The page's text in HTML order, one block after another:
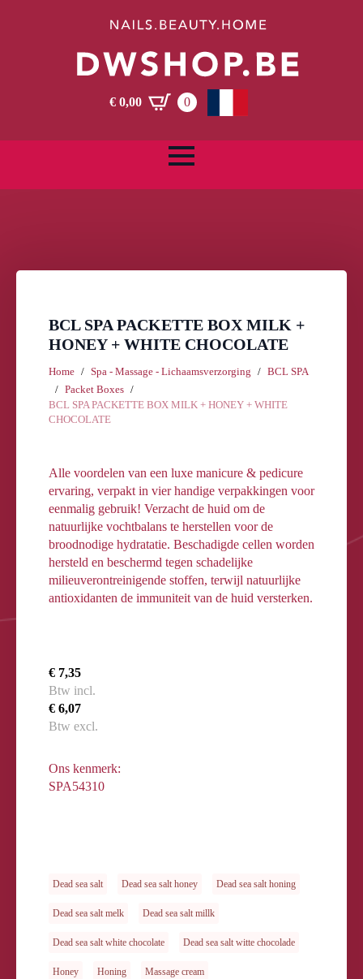
€0,00 0
BCL SPA PACKETTE BOX MILK +
HONEY + WHITE CHOCOLATE
Home Spa - Massage - Lichaamsverzorging
BCL SPA
Packet Boxes
BCL SPA PACKETTE BOX MILK + HONEY + WHITE
CHOCOLATE
Alle voordelen van een luxe manicure & pedicure
ervaring, verpakt in vier handige verpakkingen voor
eenmalig gebruik! Verzacht de huid om de
natuurlijke vochtbalans te herstellen voor de
broodnodige hydratatie. Beschadigde cellen worden
hersteld en beschermd tegen schadelijke
milieuverontreinigende stoffen, terwijl natuurlijke
antioxidanten de immuniteit van de huid versterken.
€ 7,35
Btw incl.
€ 6,07
Btw excl.
Ons kenmerk:
SPA54310
Dead sea salt Dead sea salt honey Dead sea salt honing
Dead sea salt melk Dead sea salt millk
Dead sea salt white chocolate Dead sea salt witte chocolade
Honey Honing Massage cream